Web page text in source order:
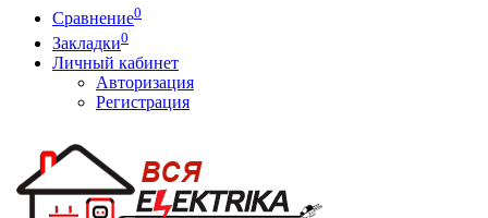
Сравнение0
Закладки0
Личный кабинет
Авторизация
Регистрация